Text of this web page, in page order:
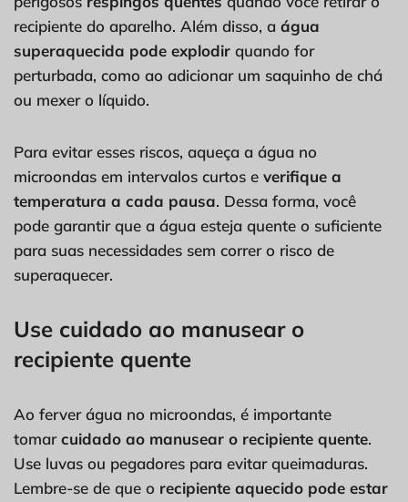
recipiente do aparelho. Além disso, a água
superaquecida pode explodir quando for
perturbada, como ao adicionar um saquinho de chá
ou mexer o líquido.
Para evitar esses riscos, aqueça a água no
microondas em intervalos curtos e verifique a
temperatura a cada pausa. Dessa forma, você
pode garantir que a água esteja quente o suficiente
para suas necessidades sem correr o risco de
superaquecer.
Use cuidado ao manusear o
recipiente quente
Ao ferver água no microondas, é importante
tomarcuidado ao manusear o recipiente quente.
Use luvas ou pegadores para evitar queimaduras.
Lembre-se de que o recipiente aquecido pode estar